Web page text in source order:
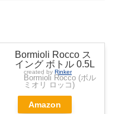
Bormioli Rocco ス
イング ボトル 0.5L
created by Rinker
Bormioli Rocco (ボル
ミオリ ロッコ)
Amazon